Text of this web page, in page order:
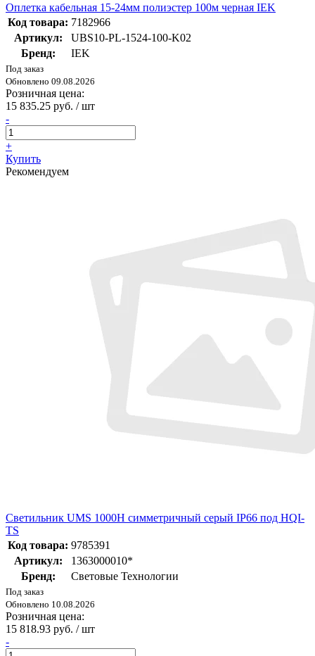
Оплетка кабельная 15-24мм полиэстер 100м черная IEK
Код товара: 7182966
Артикул:
UBS10-PL-1524-100-K02
Бренд:
IEK
Под заказ
Обновлено 09.08.2026
Розничная цена:
15 835.25 руб. / шт
-
+
Купить
Рекомендуем
Светильник UMS 1000H симметричный серый IP66 под HQI-
TS
Код товара: 9785391
Артикул:
1363000010*
Бренд:
Световые Технологии
Под заказ
Обновлено 10.08.2026
Розничная цена:
15 818.93 руб. / шт
-